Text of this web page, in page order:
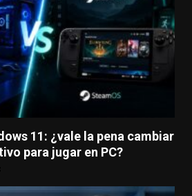
11: ¿vale la pena cambiar
para jugar en PC?